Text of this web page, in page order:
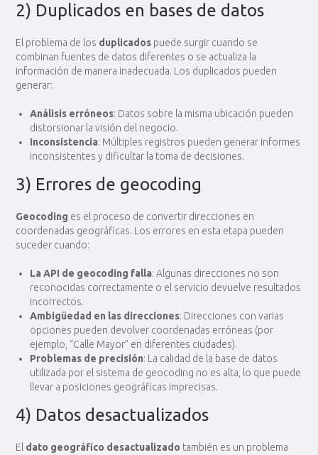
2) Duplicados en bases de datos
El problema de los duplicados puede surgir cuando se
combinan fuentes de datos diferentes o se actualiza la
información de manera inadecuada. Los duplicados pueden
generar:
Análisis erróneos: Datos sobre la misma ubicación pueden
distorsionar la visión del negocio.
Inconsistencia: Múltiples registros pueden generar informes
inconsistentes y dificultar la toma de decisiones.
3) Errores de geocoding
Geocoding es el proceso de convertir direcciones en
coordenadas geográficas. Los errores en esta etapa pueden
suceder cuando:
La API de geocoding falla: Algunas direcciones no son
reconocidas correctamente o el servicio devuelve resultados
incorrectos.
Ambigüedad en las direcciones: Direcciones con varias
opciones pueden devolver coordenadas erróneas (por
ejemplo, “Calle Mayor” en diferentes ciudades).
Problemas de precisión: La calidad de la base de datos
utilizada por el sistema de geocoding no es alta, lo que puede
llevar a posiciones geográficas imprecisas.
4) Datos desactualizados
El dato geográfico desactualizado también es un problema